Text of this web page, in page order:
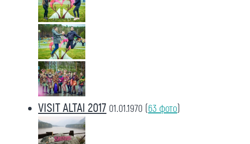
VISIT ALTAI 2017 01.01.1970 (63 фото)